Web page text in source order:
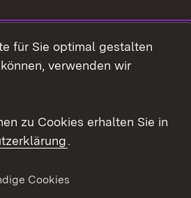
Kontakt
für Sie optimal gestalten
verwenden wir
zu Cookies erhalten Sie in
.
Cookies